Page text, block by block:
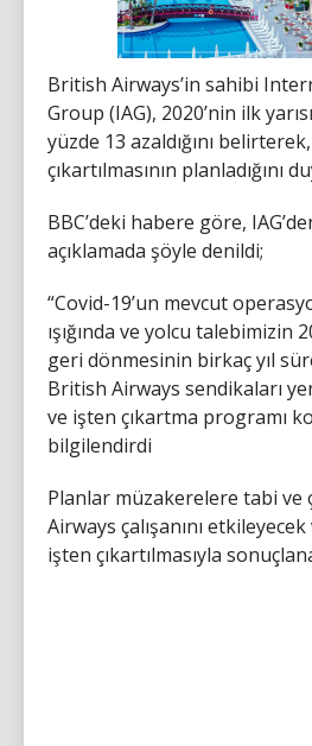
British Airways’in sahibi
Group (IAG), 2020’nin ilk
yüzde 13 azaldığını
çıkartılmasının planladığını
BBC’deki habere göre,
açıklamada şöyle denildi;
“Covid-19’un mevcut
ışığında ve yolcu talebimizin
geri dönmesinin birkaç yıl
British Airways sendikaları
ve işten çıkartma programı
bilgilendirdi
Planlar müzakerelere tabi ve
Airways çalışanını
işten çıkartılmasıyla